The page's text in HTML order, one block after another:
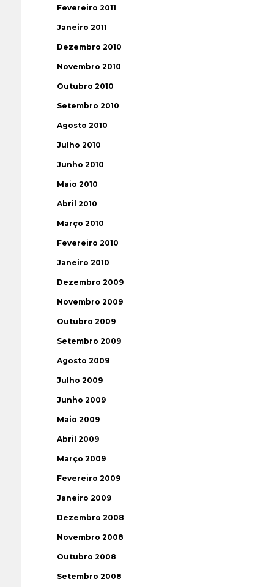
Fevereiro 2011
Janeiro 2011
Dezembro 2010
Novembro 2010
Outubro 2010
Setembro 2010
Agosto 2010
Julho 2010
Junho 2010
Maio 2010
Abril 2010
Março 2010
Fevereiro 2010
Janeiro 2010
Dezembro 2009
Novembro 2009
Outubro 2009
Setembro 2009
Agosto 2009
Julho 2009
Junho 2009
Maio 2009
Abril 2009
Março 2009
Fevereiro 2009
Janeiro 2009
Dezembro 2008
Novembro 2008
Outubro 2008
Setembro 2008